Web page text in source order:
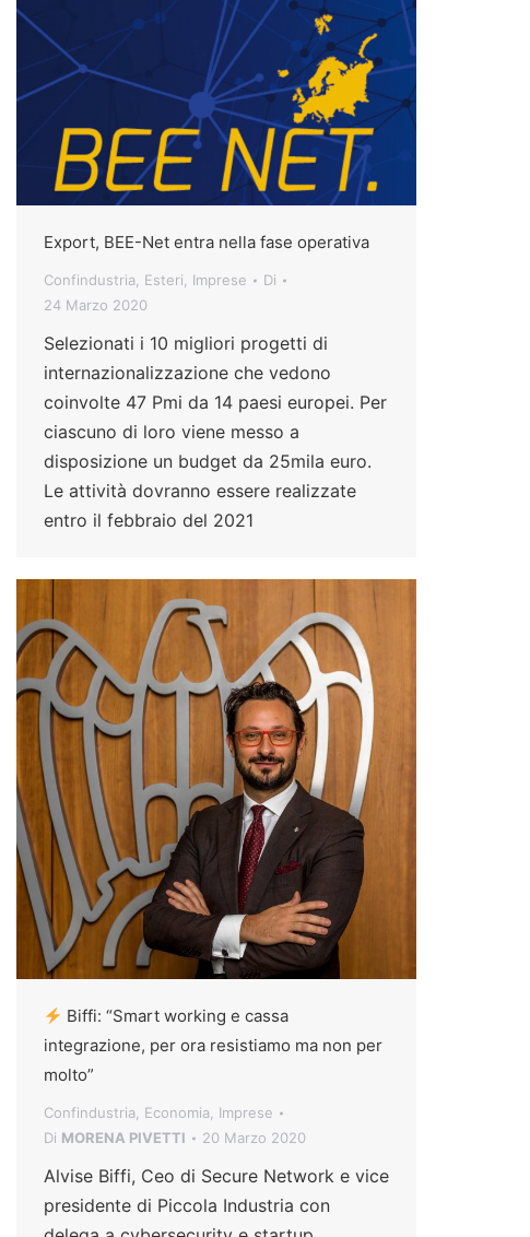
Export, BEE-Net entra nella fase operativa
Confindustria, Esteri, Imprese
Di
24 Marzo 2020
Selezionati i 10 migliori progetti di
internazionalizzazione che vedono
coinvolte 47 Pmi da 14 paesi europei. Per
ciascuno di loro viene messo a
disposizione un budget da 25mila euro.
Le attività dovranno essere realizzate
entro il febbraio del 2021
Biffi: “Smart working e cassa
integrazione, per ora resistiamo ma non per
molto”
Confindustria Economia
Imprese
Di MORENA PIVETTI 20 Marzo 2020
Alvise Biffi, Ceo di Secure Network e vice
presidente di Piccola Industria con